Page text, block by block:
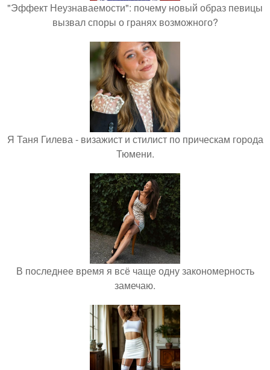
"Эффект Неузнаваемости": почему новый образ певицы
вызвал споры о гранях возможного?
Я Таня Гилева - визажист и стилист по прическам города
Тюмени.
В последнее время я всё чаще одну закономерность
замечаю.